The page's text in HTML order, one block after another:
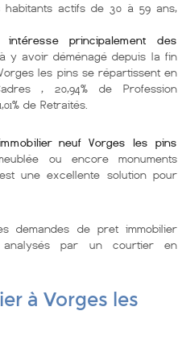
habitants actifs de 30 à 59 ans,
intéresse principalement des
y avoir déménagé depuis la fin
les pins se répartissent en
, 20,94% de Profession
de Retraités.
neuf Vorges les pins
ou encore monuments
une excellente solution pour
demandes de pret immobilier
par un courtier en
à Vorges les